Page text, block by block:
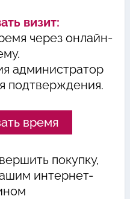
визит:
через онлайн-
администратор
подтверждения.
время
покупку,
интернет-